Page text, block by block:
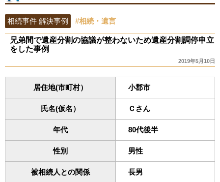
相続事件 解決事例 #相続・遺言
兄弟間で遺産分割の協議が整わないため遺産分割調停申立
をした事例
2019年5月10日
居住地(市町村） 小郡市
氏名(仮名） Ｃさん
年代 80代後半
性別 男性
被相続人との関係 長男